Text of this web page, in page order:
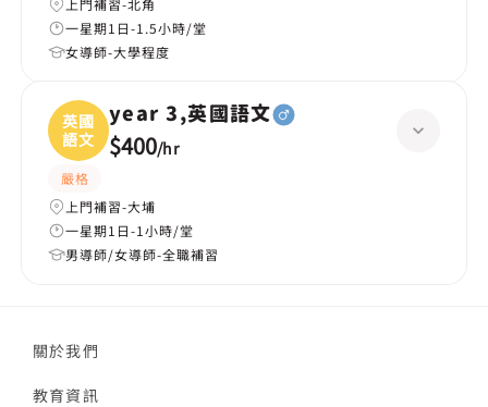
上門補習-北角
一星期1日-1.5小時/堂
女導師-大學程度
英國
語文
year 3,英國語文
$400/hr
嚴格
上門補習-大埔
一星期1日-1小時/堂
男導師/女導師-全職補習
關於我們
教育資訊